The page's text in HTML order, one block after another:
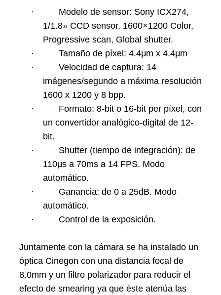
·
Modelo de sensor: Sony ICX274,
1/1.8» CCD sensor, 1600×1200 Color,
Progressive scan, Global shutter.
·
Tamaño de píxel: 4.4μm x 4.4μm
·
Velocidad de captura: 14
imágenes/segundo a máxima resolución
1600 x 1200 y 8 bpp.
·
Formato: 8-bit o 16-bit per píxel, con
un convertidor analógico-digital de 12-
bit.
·
Shutter (tiempo de integración): de
110μs a 70ms a 14 FPS. Modo
automático.
·
Ganancia: de 0 a 25dB. Modo
automático.
·
Control de la exposición.
Juntamente con la cámara se ha instalado un
óptica Cinegon con una distancia focal de
8.0mm y un filtro polarizador para reducir el
efecto de smearing ya que éste atenúa las